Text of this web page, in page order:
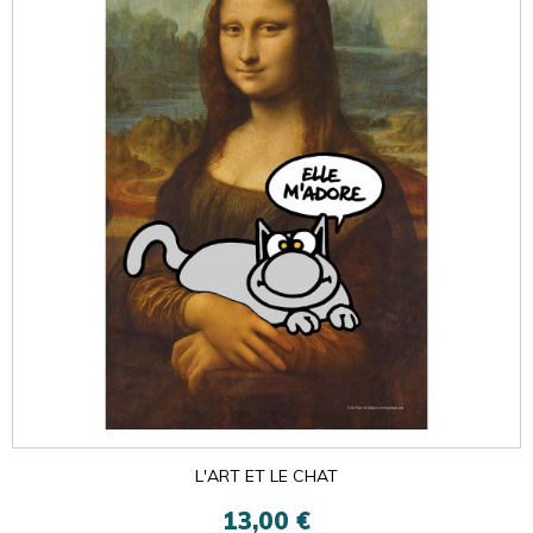
L'ART ET LE CHAT
13,00 €